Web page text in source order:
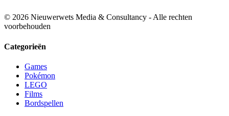
© 2026 Nieuwerwets Media & Consultancy - Alle rechten
voorbehouden
Categorieën
Games
Pokémon
LEGO
Films
Bordspellen